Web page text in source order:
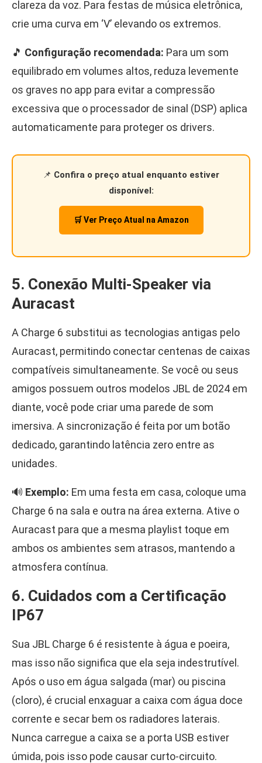
clareza da voz. Para festas de música eletrônica,
crie uma curva em ‘V’ elevando os extremos.
🎵 Configuração recomendada: Para um som
equilibrado em volumes altos, reduza levemente
os graves no app para evitar a compressão
excessiva que o processador de sinal (DSP) aplica
automaticamente para proteger os drivers.
📌 Confira o preço atual enquanto estiver
disponível:
🛒 Ver Preço Atual na Amazon
5. Conexão Multi-Speaker via
Auracast
A Charge 6 substitui as tecnologias antigas pelo
Auracast, permitindo conectar centenas de caixas
compatíveis simultaneamente. Se você ou seus
amigos possuem outros modelos JBL de 2024 em
diante, você pode criar uma parede de som
imersiva. A sincronização é feita por um botão
dedicado, garantindo latência zero entre as
unidades.
🔊 Exemplo: Em uma festa em casa, coloque uma
Charge 6 na sala e outra na área externa. Ative o
Auracast para que a mesma playlist toque em
ambos os ambientes sem atrasos, mantendo a
atmosfera contínua.
6. Cuidados com a Certificação
IP67
Sua JBL Charge 6 é resistente à água e poeira,
mas isso não significa que ela seja indestrutível.
Após o uso em água salgada (mar) ou piscina
(cloro), é crucial enxaguar a caixa com água doce
corrente e secar bem os radiadores laterais.
Nunca carregue a caixa se a porta USB estiver
úmida, pois isso pode causar curto-circuito.